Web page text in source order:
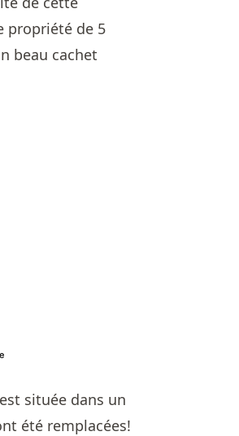
propriété de 5
beau cachet
située dans un
été remplacées!